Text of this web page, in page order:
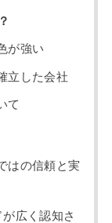
が強い
立した会社
て
はの信頼と実
広く認知さ